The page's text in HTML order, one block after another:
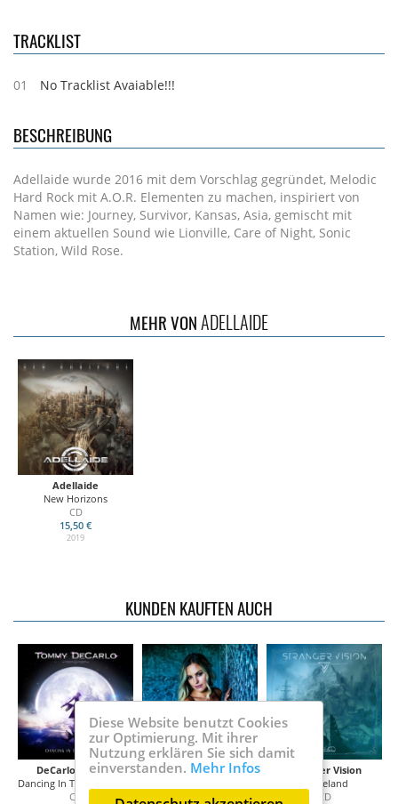
TRACKLIST
01 No Tracklist Avaiable!!!
BESCHREIBUNG
Adellaide wurde 2016 mit dem Vorschlag gegründet, Melodic
Hard Rock mit A.O.R. Elementen zu machen, inspiriert von
Namen wie: Journey, Survivor, Kansas, Asia, gemischt mit
einem aktuellen Sound wie Lionville, Care of Night, Sonic
Station, Wild Rose.
MEHR VONADELLAIDE
Adellaide
New Horizons
CD
15,50 €
2019
KUNDEN KAUFTEN AUCH
DeCarlo Tommy
Dancing In The Moonlight
CD
Nevena
Stranger Vision
Wasteland
CD
Diese Website benutzt Cookies
zur Optimierung. Mit ihrer
Nutzung erklären Sie sich damit
einverstanden. Mehr Infos